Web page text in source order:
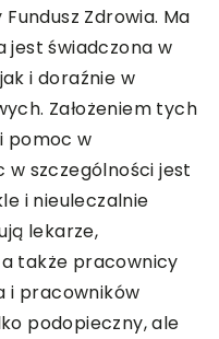
Zdrowia. Ma
jest świadczona w
i doraźnie w
Założeniem tych
pomoc w
w szczególności jest
i nieuleczalnie
lekarze,
także pracownicy
i pracowników
podopieczny, ale